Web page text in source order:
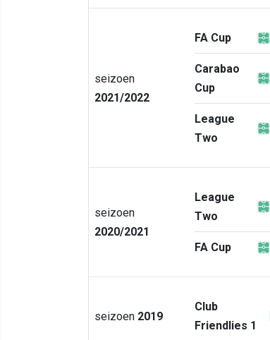
seizoen
2021/2022
FA Cup
Carabao
Cup
League
Two
seizoen
2020/2021
League
Two
FA Cup
seizoen 2019
Club
Friendlies 1